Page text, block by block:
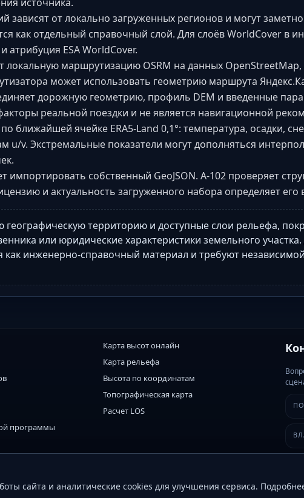
зависят от локально загруженных регионов и могут
как отдельный справочный слой. Для слоёв WorldCover в
атрибуция ESA WorldCover.
маршрутизацию OSRM на данных OpenStreetMap,
может использовать геометрию маршрута
дорожную геометрию, профиль DEM и введенные
реальной поездки и не является навигационной
ближайшей ячейке ERA5-Land 0,1°: температура, осадки,
u/v. Экстремальные показатели могут дополняться
собственный GeoJSON. A-102 проверяет
и актуальность загруженного набора определяет его
географическую территорию и доступные слои рельефа,
или юридические характеристики земельного
как инженерно-справочный материал и требуют
программы
персональных данных
Карта высот онлайн
Карта рельефа
Высота по координатам
Топографическая карта
Расчет LOS
сайта и аналитические cookies для улучшения сервиса.